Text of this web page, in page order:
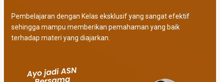
Pembelajaran dengan Kelas eksklusif yang sangat efektif
sehingga mampu memberikan pemahaman yang baik
terhadap materi yang diajarkan.